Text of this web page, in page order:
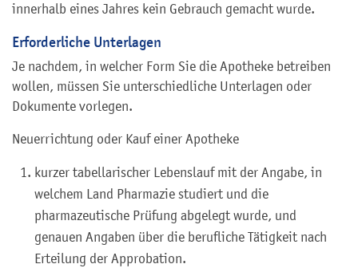
innerhalb eines Jahres kein Gebrauch gemacht wurde.
Erforderliche Unterlagen
Je nachdem, in welcher Form Sie die Apotheke betreiben
wollen, müssen Sie unterschiedliche Unterlagen oder
Dokumente vorlegen.
Neuerrichtung oder Kauf einer Apotheke
kurzer tabellarischer Lebenslauf mit der Angabe, in
welchem Land Pharmazie studiert und die
pharmazeutische Prüfung abgelegt wurde, und
genauen Angaben über die berufliche Tätigkeit nach
Erteilung der Approbation.